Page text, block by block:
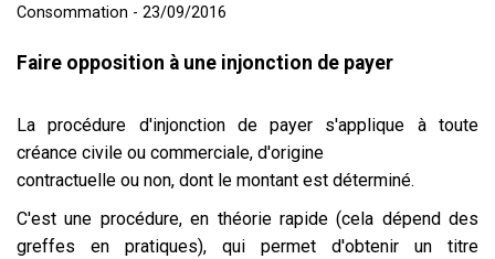
Consommation - 23/09/2016
Faire opposition à une injonction de payer
La procédure d'injonction de payer s'applique à toute
créance civile ou commerciale, d'origine
contractuelle ou non, dont le montant est déterminé.
C'est une procédure, en théorie rapide (cela dépend des
greffes en pratiques), qui permet d'obtenir un titre